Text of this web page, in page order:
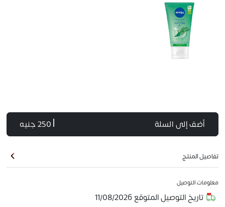
أضف إلى السلة | 250 جنيه
تفاصيل المنتج
معلومات التوصيل
تاريخ التوصيل المتوقع11/08/2026